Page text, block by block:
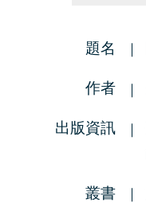
題名
作者
出版資訊
叢書